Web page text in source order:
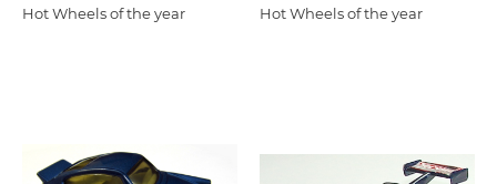
Hot Wheels of the year Hot Wheels of the year